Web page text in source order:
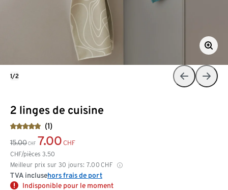
2 linges de cuisine
(1)
15.00 CHF 7.00 CHF
CHF/pièces 3.50
Meilleur prix sur 30 jours: 7.00 CHF
TVA inclusehors frais de port
Indisponible pour le moment
1/2